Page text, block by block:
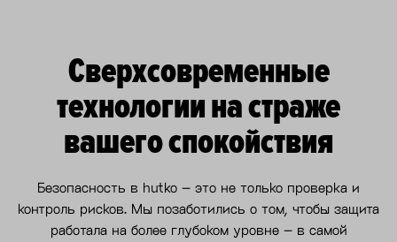
Сверхсовременные
технологии на страже
вашего спокойствия
Безопасность в hutko – это не только проверка и
контроль рисков. Мы позаботились о том, чтобы защита
работала на более глубоком уровне – в самой